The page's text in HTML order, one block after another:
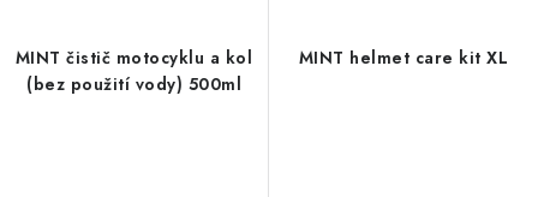
MINT čistič motocyklu a kol
(bez použití vody) 500ml
MINT helmet care kit XL